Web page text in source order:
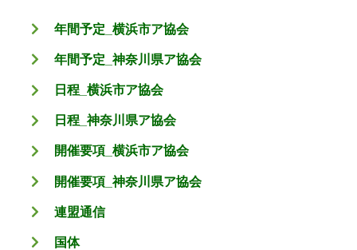
年間予定_横浜市ア協会
年間予定_神奈川県ア協会
日程_横浜市ア協会
日程_神奈川県ア協会
開催要項_横浜市ア協会
開催要項_神奈川県ア協会
連盟通信
国体